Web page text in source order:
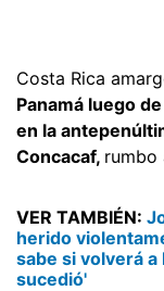
Costa Rica
Panamá luego
en la
Concacaf, rumbo
VER TAMBIÉN:
herido
sabe si volverá
sucedió'